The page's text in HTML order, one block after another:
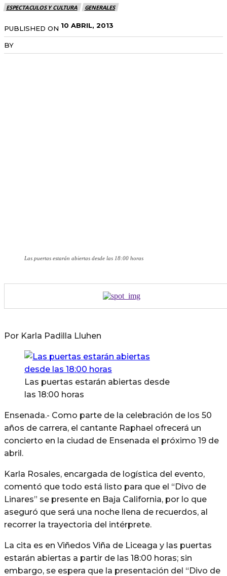
ESPECTACULOS Y CULTURA GENERALES
PUBLISHED ON 10 ABRIL, 2013
BY
Las puertas estarán abiertas desde las 18:00 horas
Por Karla Padilla Lluhen
Las puertas estarán abiertas desde
las 18:00 horas
Ensenada.- Como parte de la celebración de los 50
años de carrera, el cantante Raphael ofrecerá un
concierto en la ciudad de Ensenada el próximo 19 de
abril.
Karla Rosales, encargada de logística del evento,
comentó que todo está listo para que el “Divo de
Linares” se presente en Baja California, por lo que
aseguró que será una noche llena de recuerdos, al
recorrer la trayectoria del intérprete.
La cita es en Viñedos Viña de Liceaga y las puertas
estarán abiertas a partir de las 18:00 horas; sin
embargo, se espera que la presentación del “Divo de